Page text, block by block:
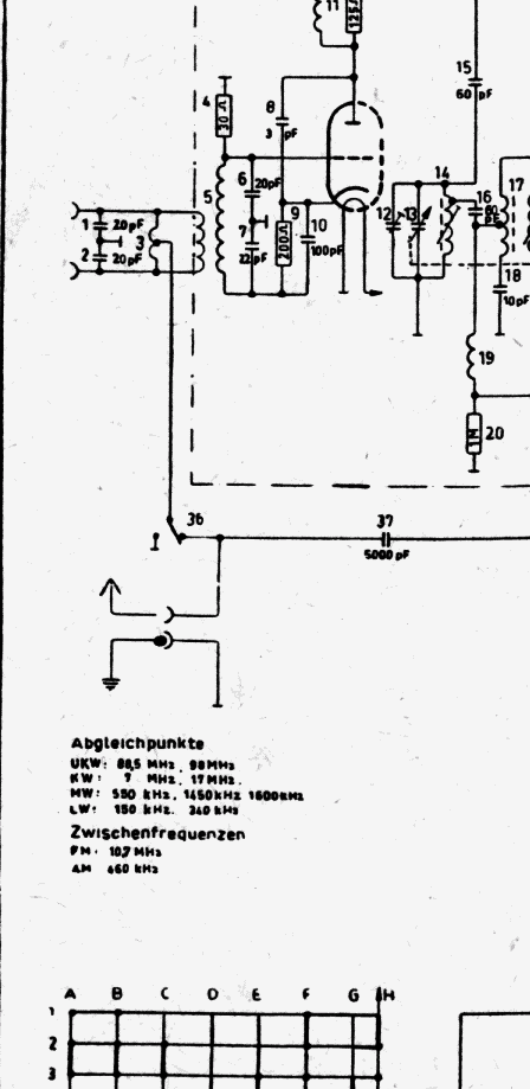
Alte Lautsprecherdämmung
Neudämmung in Arbeit, Grundig 3090_56